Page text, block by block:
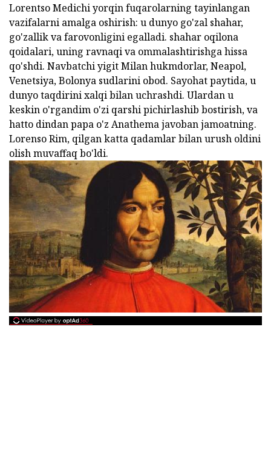
Lorentso Medichi yorqin fuqarolarning tayinlangan
vazifalarni amalga oshirish: u dunyo go'zal shahar,
go'zallik va farovonligini egalladi. shahar oqilona
qoidalari, uning ravnaqi va ommalashtirishga hissa
qo'shdi. Navbatchi yigit Milan hukmdorlar, Neapol,
Venetsiya, Bolonya sudlarini obod. Sayohat paytida, u
dunyo taqdirini xalqi bilan uchrashdi. Ulardan u
keskin o'rgandim o'zi qarshi pichirlashib bostirish, va
hatto dindan papa o'z Anathema javoban jamoatning.
Lorenso Rim, qilgan katta qadamlar bilan urush oldini
olish muvaffaq bo'ldi.